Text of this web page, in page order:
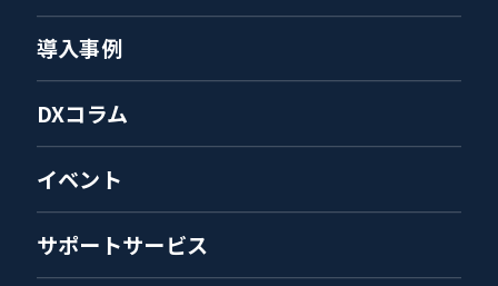
導入事例
DXコラム
イベント
サポートサービス